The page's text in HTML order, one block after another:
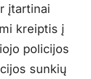
įtartinai
kreiptis į
policijos
sunkių